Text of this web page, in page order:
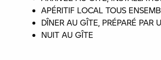
APÉRITIF LOCAL TOUS
DÎNER AU GÎTE, PRÉPARÉ PAR
NUIT AU GÎTE